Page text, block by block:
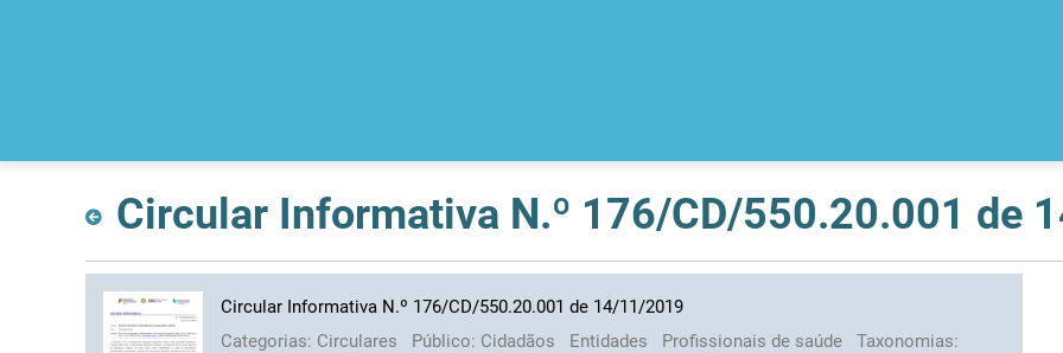
Circular Informativa N.º 176/CD/550.20.001 de
Circular Informativa N.º 176/CD/550.20.001 de 14/11/2019
Categorias: Circulares Público: Cidadãos Entidades Profissionais de saúde
Taxonomias: